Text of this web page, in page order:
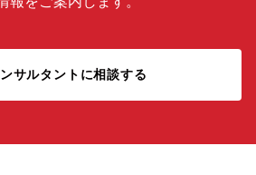
サルタントに相談する